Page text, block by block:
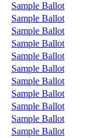
Sample Ballot
Sample Ballot
Sample Ballot
Sample Ballot
Sample Ballot
Sample Ballot
Sample Ballot
Sample Ballot
Sample Ballot
Sample Ballot
Sample Ballot